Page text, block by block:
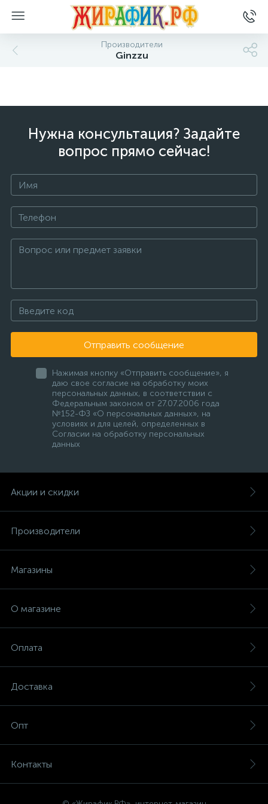
Производители
Ginzzu
Нужна консультация? Задайте
вопрос прямо сейчас!
Отправить сообщение
Нажимая кнопку «Отправить сообщение», я
даю свое согласие на обработку моих
персональных данных, в соответствии с
Федеральным законом от 27.07.2006 года
№152-ФЗ «О персональных данных», на
условиях и для целей, определенных в
Согласии на обработку персональных
данных
Акции и скидки
Производители
Магазины
О магазине
Оплата
Доставка
Опт
Контакты